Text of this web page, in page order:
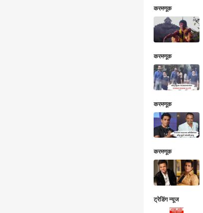
करमणूक
करमणूक
करमणूक
करमणूक
ट्रेडिंग न्यूज